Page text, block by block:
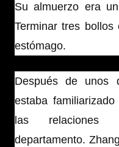
Su almuerzo era
Terminar tres
estómago.
Después de unos
estaba
las relaciones
departamento.